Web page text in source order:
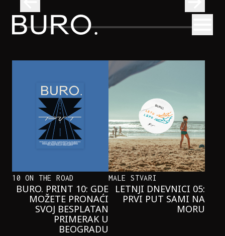
BURO.
NEOBIČNA PRIČA O BLIZNAKINJAMA
KOJE SU INSPIRISALE NOVI
HERCOGOV FILM
10 ON THE ROAD
BURO. PRINT 10: GDE
MOŽETE PRONAĆI
SVOJ BESPLATAN
PRIMERAK U
BEOGRADU
MALE STVARI
LETNJI DNEVNICI 05:
PRVI PUT SAMI NA
MORU